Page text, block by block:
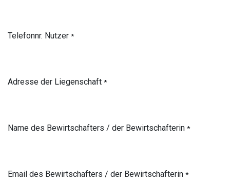
Telefonnr. Nutzer *
Adresse der Liegenschaft *
Name des Bewirtschafters / der Bewirtschafterin *
Email des Bewirtschafters / der Bewirtschafterin *